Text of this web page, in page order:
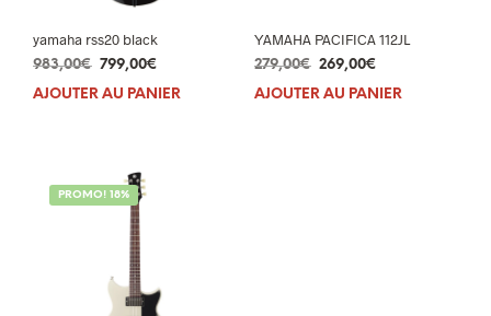
yamaha rss20 black
983,00€ Le
prix
799,00€
prix
AJOUTER AU PANIER
YAMAHA PACIFICA 112JL
279,00€ Le
prix
269,00€Le
prix
AJOUTER AU PANIER
PROMO! 18%